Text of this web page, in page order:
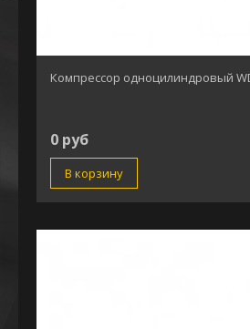
Компрессор одноцилиндровый
0 руб
В корзину